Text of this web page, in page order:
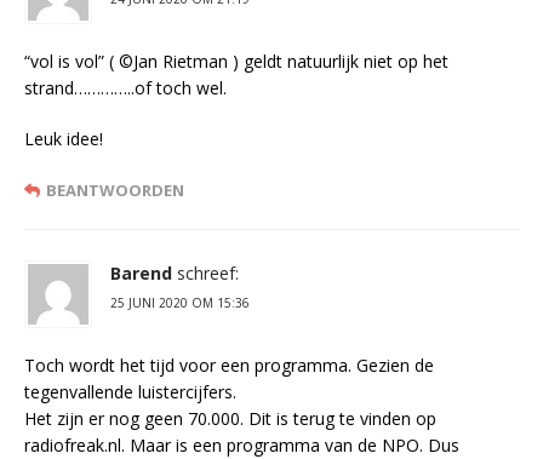
“vol is vol” ( ©Jan Rietman ) geldt natuurlijk niet op het
strand…………..of toch wel.
Leuk idee!
BEANTWOORDEN
Barend schreef:
25 JUNI 2020 OM 15:36
Toch wordt het tijd voor een programma. Gezien de
tegenvallende luistercijfers.
Het zijn er nog geen 70.000. Dit is terug te vinden op
radiofreak.nl. Maar is een programma van de NPO. Dus